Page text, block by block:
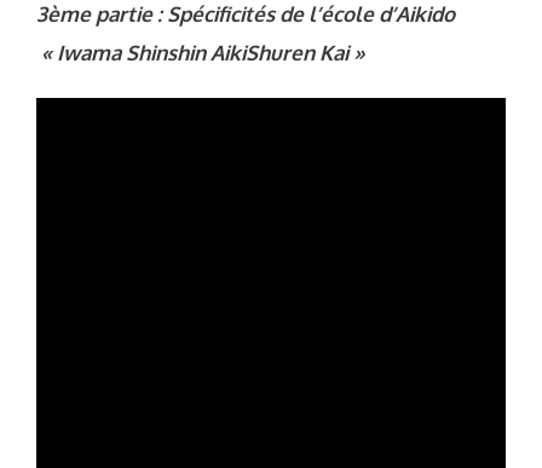
3ème partie : Spécificités de l’école d’Aikido
« Iwama Shinshin AikiShuren Kai »